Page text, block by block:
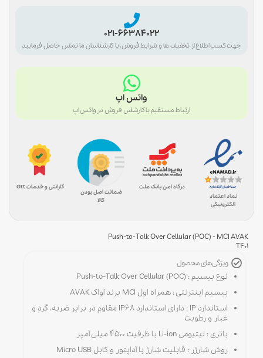
021-66384022
جهت کسب اطلاع از تخفیف ها و شرایط فروش، با کارشناسان ما تماس حاصل فرمایید
واتس اپ
ارتباط مستقیم با کارشاس فروش در واتس اپ
نماد اعتماد
الکترونیکی
درگاه امن بانک ملت
ضمانت اصل بودن
کالا
گارانتی و خدمات Ott
Push-to-Talk Over Cellular (POC) - MCI AVAK
T401
ویژگی‌های محصول
نوع بیسیم : Push-to-Talk Over Cellular (POC)
بیسیم اینترنتی : همراه اول MCI برند آواک AVAK
استاندارد IP : دارای استاندارد IP68 مقاوم در برابر ضربه، گرد و
غبار و رطوبت
باتری : لیتیومی Li-ion با ظرفیت 4500 میلی آمپر
روش شارژر : قابلیت شارژ با آداپتور و کابل Micro USB